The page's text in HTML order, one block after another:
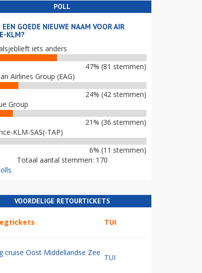
POLL
EEN GOEDE NIEUWE NAAM VOOR AIR
KLM?
iets anders
47% (81 stemmen)
Airlines Group (EAG)
24% (42 stemmen)
Group
21% (36 stemmen)
KLM-SAS(-TAP)
6% (11 stemmen)
Totaal aantal stemmen: 170
VOORDELIGE RETOURTICKETS
TUI
cruise Oost Middellandse Zee
TUI